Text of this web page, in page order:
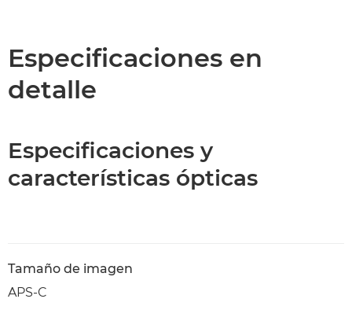
Especificaciones en
detalle
Especificaciones y
características ópticas
Tamaño de imagen
APS-C